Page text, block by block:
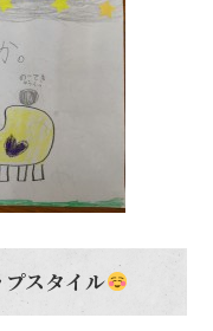
スタイル